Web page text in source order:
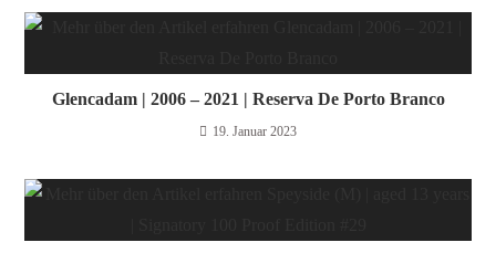
Glencadam | 2006 – 2021 | Reserva De Porto Branco
19. Januar 2023